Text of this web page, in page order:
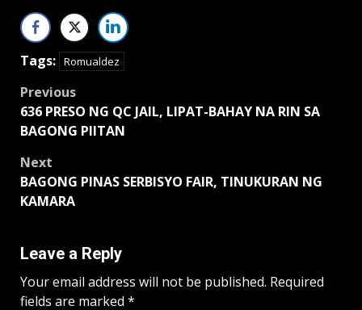
Tags: Romualdez
Post
navigation
Previous
636 PRESO NG QC JAIL, LIPAT-BAHAY NA RIN SA
BAGONG PIITAN
Next
BAGONG PINAS SERBISYO FAIR, TINUKURAN NG
KAMARA
Leave a Reply
Your email address will not be published. Required
fields are marked *